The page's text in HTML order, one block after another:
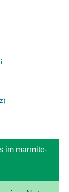
)
im marmite-